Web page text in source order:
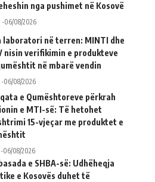
nga pushimet në Kosovë
-06/08/2026
laboratori në terren: MINTI dhe
nisin verifikimin e produkteve
në mbarë vendin
-06/08/2026
e Qumështoreve përkrah
e MTI-së: Të hetohet
15-vjeçar me produktet e
-06/08/2026
e SHBA-së: Udhëheqja
e Kosovës duhet të